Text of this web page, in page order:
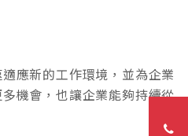
應新的工作環境，並為企業
機會，也讓企業能夠持續從